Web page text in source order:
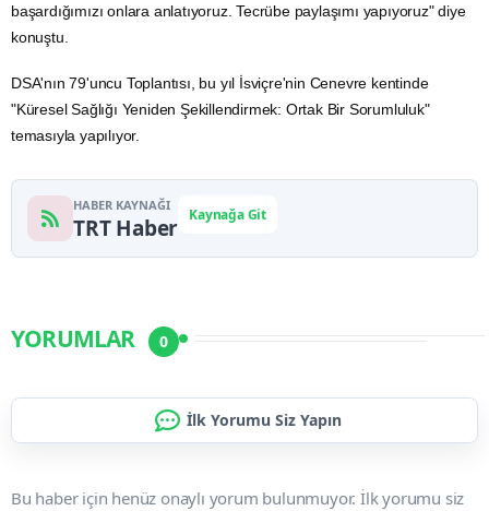
başardığımızı onlara anlatıyoruz. Tecrübe paylaşımı yapıyoruz" diye
konuştu.
DSA'nın 79'uncu Toplantısı, bu yıl İsviçre'nin Cenevre kentinde
"Küresel Sağlığı Yeniden Şekillendirmek: Ortak Bir Sorumluluk"
temasıyla yapılıyor.
HABER KAYNAĞI
TRT Haber Kaynağa Git
YORUMLAR 0
İlk Yorumu Siz Yapın
Bu haber için henüz onaylı yorum bulunmuyor. İlk yorumu siz